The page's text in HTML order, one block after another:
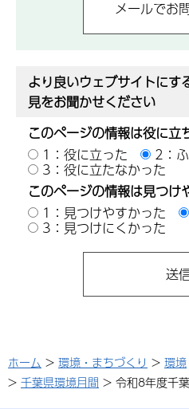
より良いウェブサイトにす
見をお聞かせください
このページの情報は役に立
1：役に立った
2：
3：役に立たなかった
このページの情報は見つけ
1：見つけやすかった
3：見つけにくかった
ホーム > 環境・まちづくり > 環境
> 千葉県環境月間 > 令和8年度千